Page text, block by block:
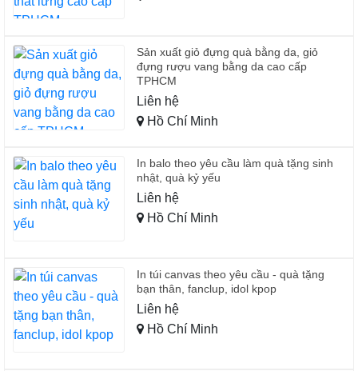
Sản xuất giỏ đựng quà bằng da, giỏ
đựng rượu vang bằng da cao cấp
TPHCM
Liên hệ
Hồ Chí Minh
In balo theo yêu cầu làm quà tặng sinh
nhật, quà kỷ yếu
Liên hệ
Hồ Chí Minh
In túi canvas theo yêu cầu - quà tặng
bạn thân, fanclup, idol kpop
Liên hệ
Hồ Chí Minh